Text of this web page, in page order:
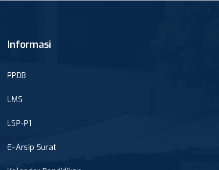
Informasi
PPDB
LMS
LSP-P1
E-Arsip Surat